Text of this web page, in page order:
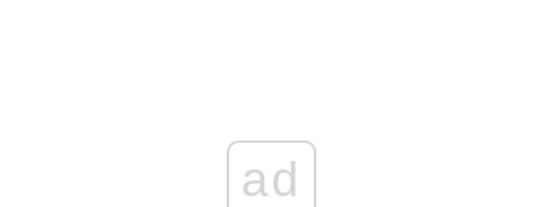
ad